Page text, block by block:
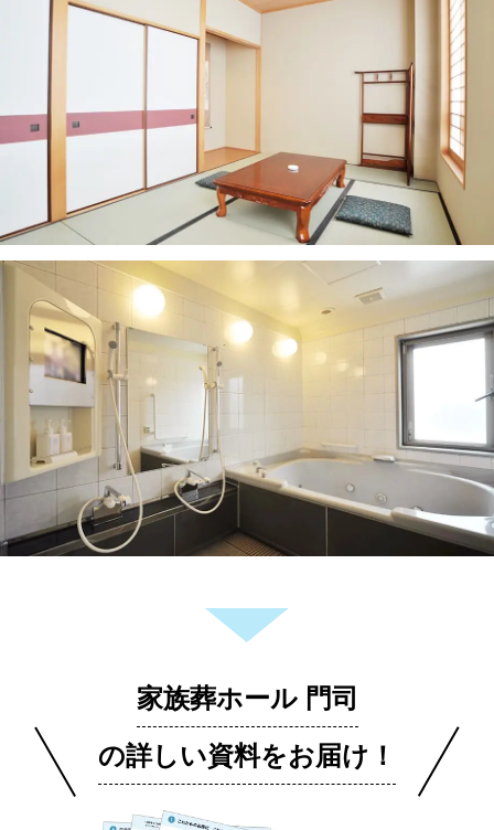
家族葬ホール 門司
の詳しい資料をお届け！